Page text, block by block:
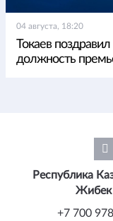
04 августа, 18:20
Токаев
должность
Республика
Жибек
+7 700